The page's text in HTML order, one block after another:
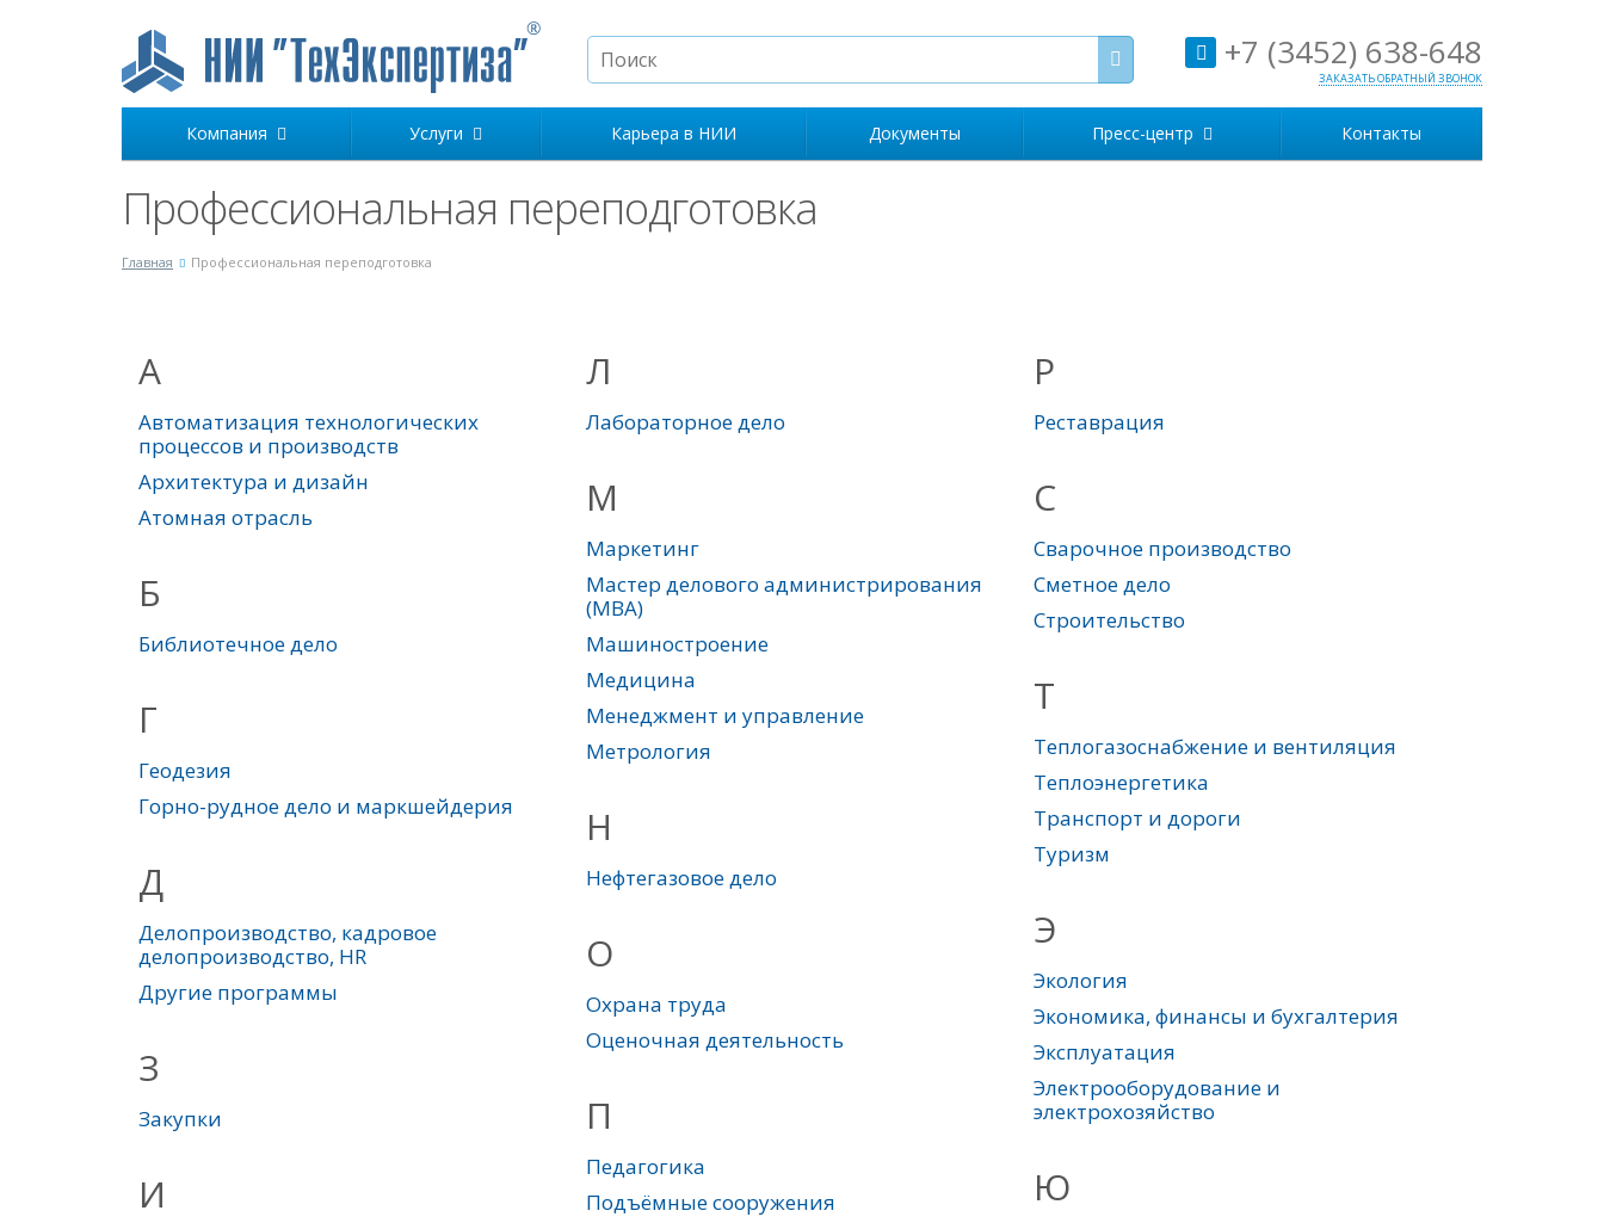
+7 (3452) 638-648
ЗАКАЗАТЬ ОБРАТНЫЙ ЗВОНОК
Компания Услуги Карьера в НИИ Документы Пресс-центр Контакты
Профессиональная переподготовка
Главная Профессиональная переподготовка
А
Автоматизация технологических
процессов и производств
Архитектура и дизайн
Атомная отрасль
Б
Библиотечное дело
Г
Геодезия
Горно-рудное дело и маркшейдерия
Д
Делопроизводство, кадровое
делопроизводство, HR
Другие программы
З
Закупки
И
Л
Лабораторное дело
М
Маркетинг
Мастер делового администрирования
(МВА)
Машиностроение
Медицина
Менеджмент и управление
Метрология
Н
Нефтегазовое дело
О
Охрана труда
Оценочная деятельность
П
Педагогика
Подъёмные сооружения
Р
Реставрация
С
Сварочное производство
Сметное дело
Строительство
Т
Теплогазоснабжение и вентиляция
Теплоэнергетика
Транспорт и дороги
Туризм
Э
Экология
Экономика, финансы и бухгалтерия
Эксплуатация
Электрооборудование и
электрохозяйство
Ю